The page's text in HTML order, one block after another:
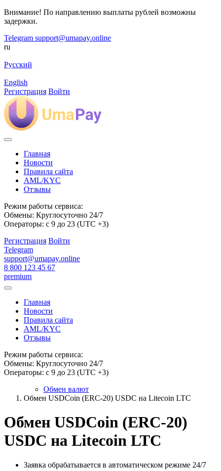
Внимание! По направлению выплаты рублей возможны
задержки.
Telegram support@umapay.online
ru
Русский
English
Регистрация Войти
Главная
Новости
Правила сайта
AML/KYC
Отзывы
Режим работы сервиса:
Обмены: Круглосуточно 24/7
Операторы: с 9 до 23 (UTC +3)
Регистрация Войти
Telegram
support@umapay.online
8 800 123 45 67
premium
Главная
Новости
Правила сайта
AML/KYC
Отзывы
Режим работы сервиса:
Обмены: Круглосуточно 24/7
Операторы: с 9 до 23 (UTC +3)
Обмен валют
Обмен USDCoin (ERC-20) USDC на Litecoin LTC
Обмен USDCoin (ERC-20)
USDC на Litecoin LTC
Заявка обрабатывается в автоматическом режиме 24/7